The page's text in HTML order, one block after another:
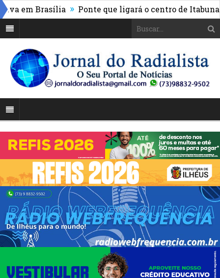
em Brasília » Ponte que ligará o centro de Itabuna à